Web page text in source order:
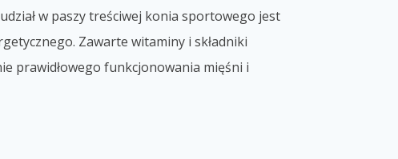
w paszy treściwej konia sportowego jest
Zawarte witaminy i składniki
prawidłowego funkcjonowania mięśni i